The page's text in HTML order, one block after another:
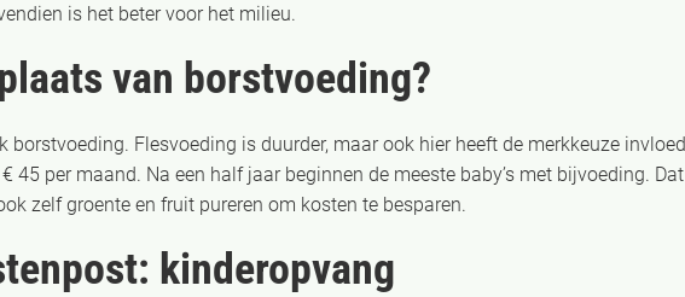
is het beter voor het milieu.
van borstvoeding?
borstvoeding. Flesvoeding is duurder, maar ook hier heeft de merkkeuze invloed
45 per maand. Na een half jaar beginnen de meeste baby’s met bijvoeding. Dat
zelf groente en fruit pureren om kosten te besparen.
kinderopvang